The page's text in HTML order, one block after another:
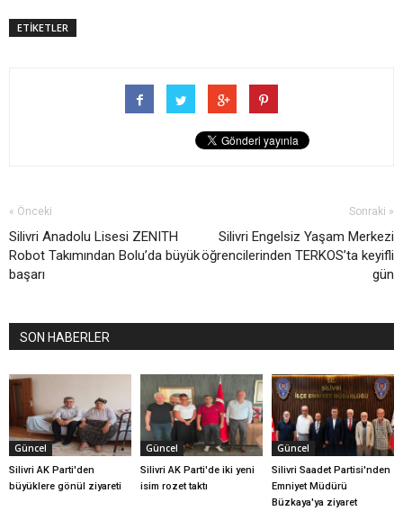
ETİKETLER
« Önceki
Silivri Anadolu Lisesi ZENITH
Robot Takımından Bolu’da büyük
başarı
Sonraki »
Silivri Engelsiz Yaşam Merkezi
öğrencilerinden TERKOS’ta keyifli
gün
SON HABERLER
Güncel
Silivri AK Parti'den
büyüklere gönül ziyareti
Güncel
Silivri AK Parti'de iki yeni
isim rozet taktı
Güncel
Silivri Saadet Partisi'nden
Emniyet Müdürü
Büzkaya'ya ziyaret